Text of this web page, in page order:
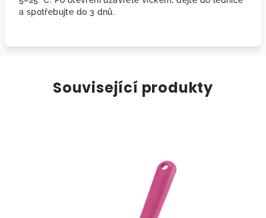
a spotřebujte do 3 dnů.
Související produkty